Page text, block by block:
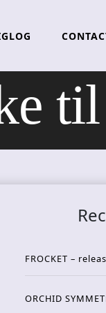
FROCKET –
ORCHID